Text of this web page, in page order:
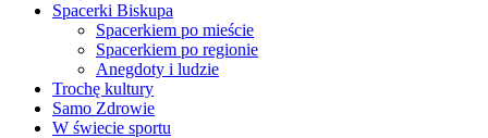
Spacerki Biskupa
Spacerkiem po mieście
Spacerkiem po regionie
Anegdoty i ludzie
Trochę kultury
Samo Zdrowie
W świecie sportu